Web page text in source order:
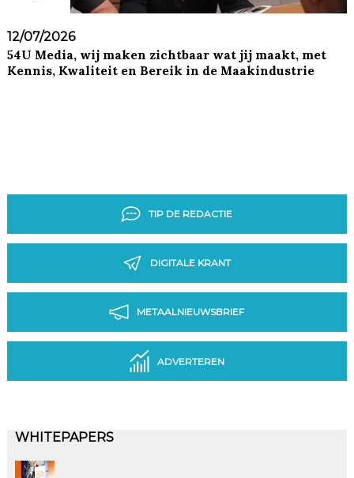
12/07/2026
54U Media, wij maken zichtbaar wat jij maakt, met
Kennis, Kwaliteit en Bereik in de Maakindustrie
TIP DE REDACTIE
DIGITALE KRANT
METAALNIEUWSBRIEF
ADVERTEREN
WHITEPAPERS